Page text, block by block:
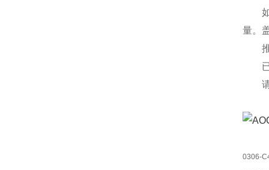
量。
0306-